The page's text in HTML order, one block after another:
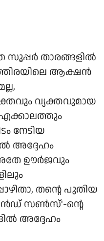
സൂപ്പർ താരങ്ങളിൽ
ആക്ഷൻ
വ്യക്തവുമായ
നേടിയ
അദ്ദേഹം
ഊർജവും
തന്റെ പുതിയ
ആൻഡ് സൺസ്'-ന്റെ
അദ്ദേഹം